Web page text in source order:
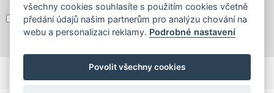
Souhlasím sezpracováním osobních údajů
Cookies
všechny cookies souhlasíte s použitím cookies včetně
předání údajů našim partnerům pro analýzu chování na
webu a personalizaci reklamy. Podrobné nastavení
Povolit všechny cookies